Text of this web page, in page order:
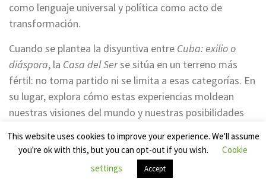
como lenguaje universal y política como acto de
transformación.
Cuando se plantea la disyuntiva entre Cuba: exilio o
diáspora, la Casa del Serse sitúa en un terreno más
fértil: no toma partido ni se limita a esas categorías. En
su lugar, explora cómo estas experiencias moldean
nuestras visiones del mundo y nuestras posibilidades
¿Es la diáspora una pérdida de sentido o una forma de
This website uses cookies to improve your experience. We'll assume
you're ok with this, but you can opt-out if you wish.
Cookie
settings
Accept